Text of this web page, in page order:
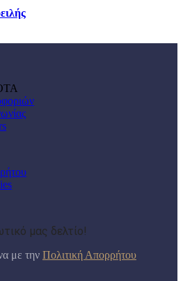
μας δελτίο!
με την Πολιτική Απορρήτου